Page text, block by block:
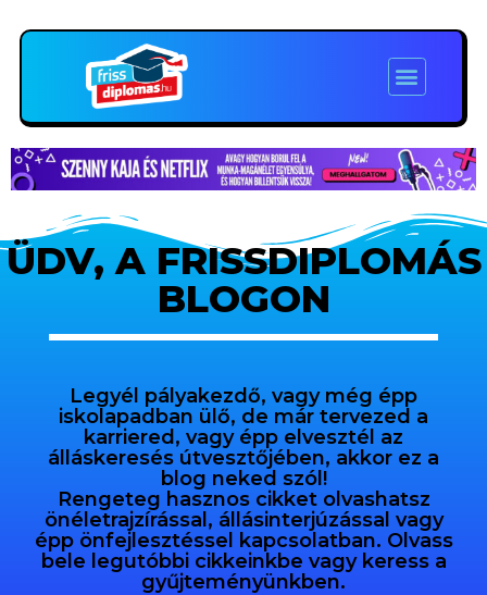
ÜDV, A FRISSDIPLOMÁS
BLOGON
Legyél pályakezdő, vagy még épp
iskolapadban ülő, de már tervezed a
karriered, vagy épp elvesztél az
álláskeresés útvesztőjében, akkor ez a
blog neked szól!
Rengeteg hasznos cikket olvashatsz
önéletrajzírással, állásinterjúzással vagy
épp önfejlesztéssel kapcsolatban. Olvass
bele legutóbbi cikkeinkbe vagy keress a
gyűjteményünkben.